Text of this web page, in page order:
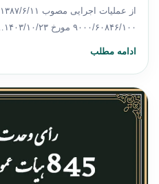
۹۰۰۰/۶۰۸۴۶/۱۰۰ مورخ ۱۴۰۳/۱۰/۲۳…
ادامه مطلب